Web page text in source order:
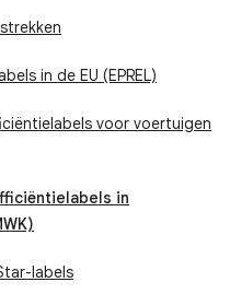
in de EU (EPREL)
voor voertuigen
in
labels